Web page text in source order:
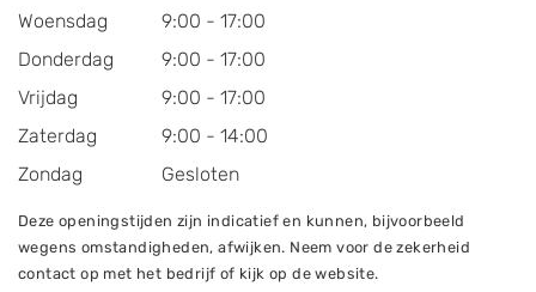
Woensdag
9:00 - 17:00
Donderdag
9:00 - 17:00
Vrijdag
9:00 - 17:00
Zaterdag
9:00 - 14:00
Zondag
Gesloten
Deze openingstijden zijn indicatief en kunnen, bijvoorbeeld
wegens omstandigheden, afwijken. Neem voor de zekerheid
contact op met het bedrijf of kijk op de website.